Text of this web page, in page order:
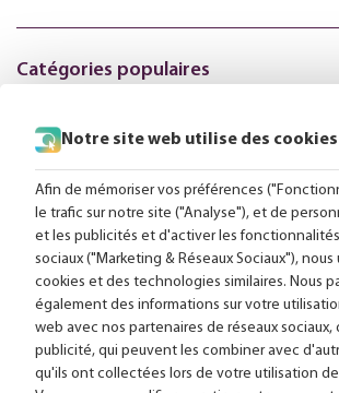
Catégories populaires
Suivez-nous en ligne:
Livraison gratuite à partir de 99,-
Conseils sur mesure
Plus de 25 000 lampes en stock
Notre site web utilise des cookies
Afin de mémoriser vos préférences
le trafic sur notre site ("Analyse"), et de
et les publicités et d'activer les
sociaux ("Marketing & Réseaux Sociaux"), nous
cookies et des technologies similaires. Nous
également des informations sur votre
web avec nos partenaires de réseaux sociaux,
publicité, qui peuvent les combiner avec
qu'ils ont collectées lors de votre utilisation de